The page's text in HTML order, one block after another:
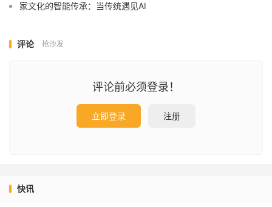
家文化的智能传承：当传统遇见AI
评论 抢沙发
评论前必须登录！
立即登录 注册
快讯